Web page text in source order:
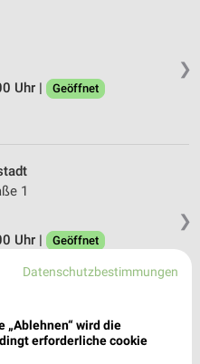
❯
Uhr |
Geöffnet
❯
1
Uhr |
Geöffnet
Lichtenau
Datenschutzbestimmungen
„Ablehnen“ wird die
erforderliche cookie